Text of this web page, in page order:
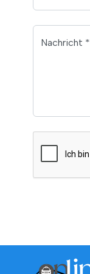
Nachricht *